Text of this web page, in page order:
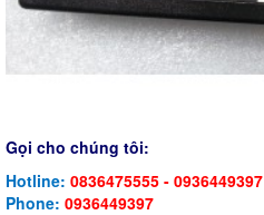
Gọi cho chúng tôi:
Hotline: 0836475555 - 0936449397
Phone: 0936449397